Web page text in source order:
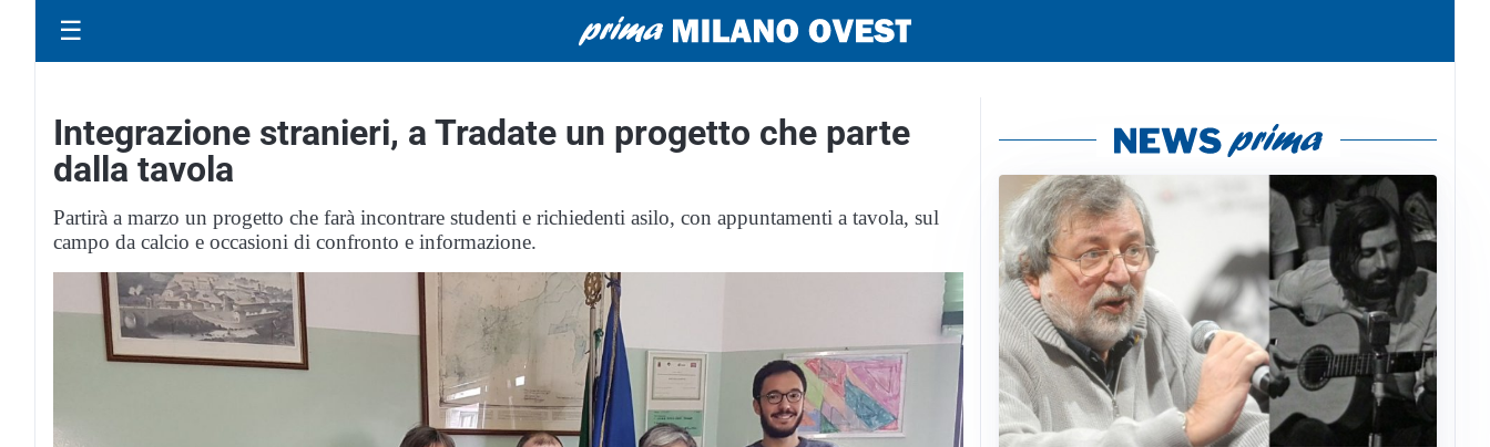
☰
Integrazione stranieri, a Tradate un progetto che parte
dalla tavola
Partirà a marzo un progetto che farà incontrare studenti e richiedenti asilo, con appuntamenti a tavola, sul
campo da calcio e occasioni di confronto e informazione.